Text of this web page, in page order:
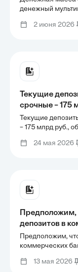
денежная
денежный
денежный
2 июня 2026
Текущие
срочные – 175
резервы
избыточные –
обращении –
величину
Текущие
– 175 млрд руб.,
наличные деньги
24 мая 2026
Предположим,
депозитов в
6000 ден. ед.
резервов
избыточных
все
Предположим,
коммерческих
ед., величина
13 мая 2026